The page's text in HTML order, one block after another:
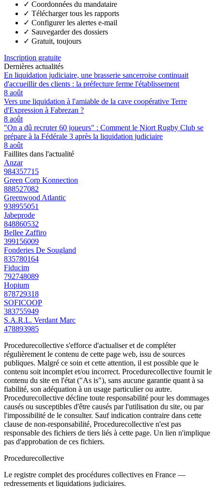
✓ Coordonnées du mandataire
✓ Télécharger tous les rapports
✓ Configurer les alertes e-mail
✓ Sauvegarder des dossiers
✓ Gratuit, toujours
Inscription gratuite
Dernières actualités
En liquidation judiciaire, une brasserie sancerroise continuait
d'accueillir des clients : la préfecture ferme l'établissement
8 août
Vers une liquidation à l'amiable de la cave coopérative Terre
d'Expression à Fabrezan ?
8 août
"On a dû recruter 60 joueurs" : Comment le Niort Rugby Club se
prépare à la Fédérale 3 après la liquidation judiciaire
8 août
Faillites dans l'actualité
Anzar
984357715
Green Corp Konnection
888527082
Greenwood Atlantic
938955051
Jabeprode
848860532
Bellee Zaffiro
399156009
Fonderies De Sougland
835780164
Fiducim
792748089
Hopium
878729318
SOFICOOP
383755949
S.A.R.L. Verdant Marc
478893985
Procedurecollective s'efforce d'actualiser et de compléter
régulièrement le contenu de cette page web, issu de sources
publiques. Malgré ce soin et cette attention, il est possible que le
contenu soit incomplet et/ou incorrect. Procedurecollective fournit le
contenu du site en l'état ("As is"), sans aucune garantie quant à sa
fiabilité, son adéquation à un usage particulier ou autre.
Procedurecollective décline toute responsabilité pour les dommages
causés ou susceptibles d'être causés par l'utilisation du site, ou par
l'impossibilité de le consulter. Sauf indication contraire dans cette
clause de non-responsabilité, Procedurecollective n'est pas
responsable des fichiers de tiers liés à cette page. Un lien n'implique
pas d'approbation de ces fichiers.
Procedurecollective
Le registre complet des procédures collectives en France —
redressements et liquidations judiciaires.